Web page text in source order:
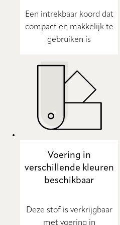
Een intrekbaar koord dat
compact en makkelijk te
gebruiken is
Voering in
verschillende kleuren
beschikbaar
Deze stof is verkrijgbaar
met voering in